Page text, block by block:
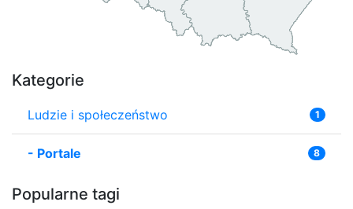
Kategorie
Ludzie i społeczeństwo 1
- Portale 8
Popularne tagi